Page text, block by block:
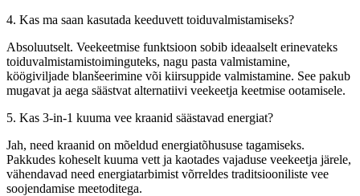
4. Kas ma saan kasutada keeduvett toiduvalmistamiseks?
Absoluutselt. Veekeetmise funktsioon sobib ideaalselt erinevateks
toiduvalmistamistoiminguteks, nagu pasta valmistamine,
köögiviljade blanšeerimine või kiirsuppide valmistamine. See pakub
mugavat ja aega säästvat alternatiivi veekeetja keetmise ootamisele.
5. Kas 3-in-1 kuuma vee kraanid säästavad energiat?
Jah, need kraanid on mõeldud energiatõhususe tagamiseks.
Pakkudes koheselt kuuma vett ja kaotades vajaduse veekeetja järele,
vähendavad need energiatarbimist võrreldes traditsiooniliste vee
soojendamise meetoditega.